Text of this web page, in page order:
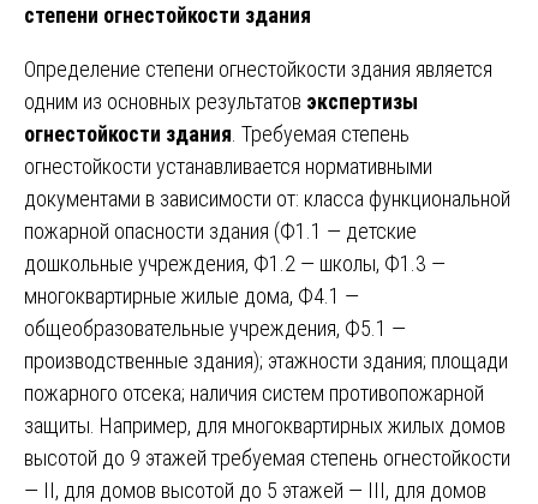
степени огнестойкости здания
Определение степени огнестойкости здания является
одним из основных результатов экспертизы
огнестойкости здания . Требуемая степень
огнестойкости устанавливается нормативными
документами в зависимости от: класса функциональной
пожарной опасности здания (Ф1.1 — детские
дошкольные учреждения, Ф1.2 — школы, Ф1.3 —
многоквартирные жилые дома, Ф4.1 —
общеобразовательные учреждения, Ф5.1 —
производственные здания); этажности здания; площади
пожарного отсека; наличия систем противопожарной
защиты. Например, для многоквартирных жилых домов
высотой до 9 этажей требуемая степень огнестойкости
— II, для домов высотой до 5 этажей — III, для домов